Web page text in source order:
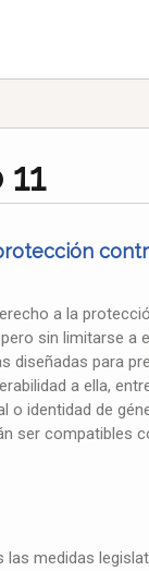
a la
sin limitarse a
diseñadas para
a ella,
o identidad de
ser compatibles
medidas